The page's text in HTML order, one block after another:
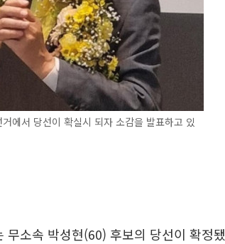
에서 당선이 확실시 되자 소감을 발표하고 있
소속 박성현(60) 후보의 당선이 확정됐